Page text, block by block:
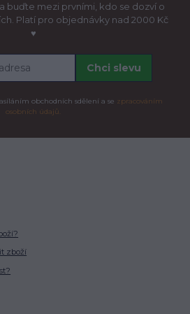
buďte mezi prvními, kdo se dozví o
Platí pro objednávky nad 2000 Kč
♥
Chci slevu
obchodních sdělení a se zpracováním
osobních údajů.
zboží